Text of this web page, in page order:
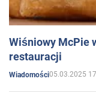
Wiśniowy McPie
restauracji
Wiadomości05.03.2025